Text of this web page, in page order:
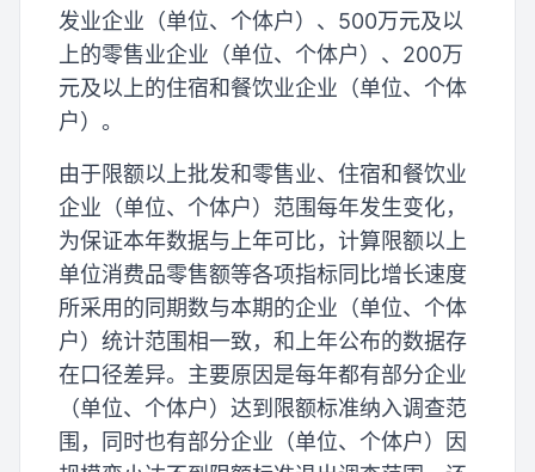
发业企业（单位、个体户）、500万元及以
上的零售业企业（单位、个体户）、200万
元及以上的住宿和餐饮业企业（单位、个体
户）。
由于限额以上批发和零售业、住宿和餐饮业
企业（单位、个体户）范围每年发生变化，
为保证本年数据与上年可比，计算限额以上
单位消费品零售额等各项指标同比增长速度
所采用的同期数与本期的企业（单位、个体
户）统计范围相一致，和上年公布的数据存
在口径差异。主要原因是每年都有部分企业
（单位、个体户）达到限额标准纳入调查范
围，同时也有部分企业（单位、个体户）因